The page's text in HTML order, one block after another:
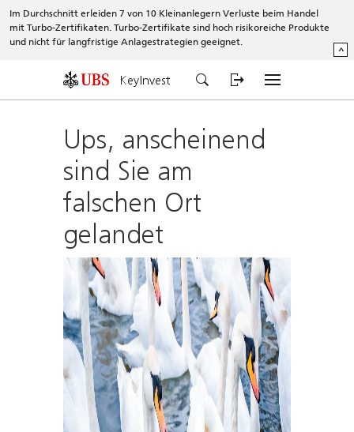
Im Durchschnitt erleiden 7 von 10 Kleinanlegern Verluste beim Handel
mit Turbo-Zertifikaten. Turbo-Zertifikate sind hoch risikoreiche Produkte
und nicht für langfristige Anlagestrategien geeignet.
^
KeyInvest
Ups, anscheinend
sind Sie am
falschen Ort
gelandet